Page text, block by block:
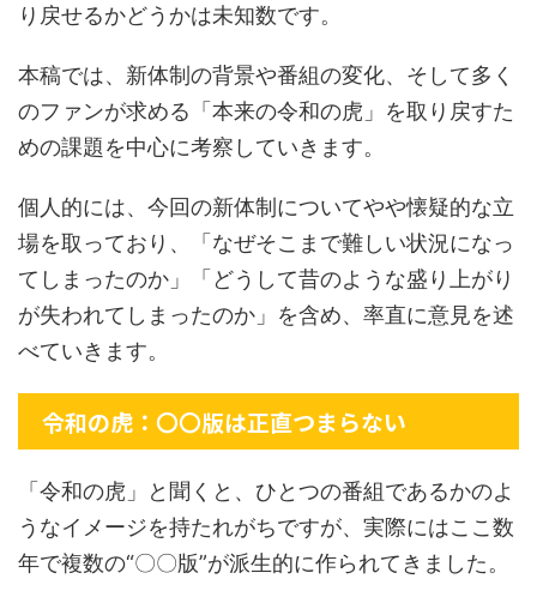
り戻せるかどうかは未知数です。
本稿では、新体制の背景や番組の変化、そして多く
のファンが求める「本来の令和の虎」を取り戻すた
めの課題を中心に考察していきます。
個人的には、今回の新体制についてやや懐疑的な立
場を取っており、「なぜそこまで難しい状況になっ
てしまったのか」「どうして昔のような盛り上がり
が失われてしまったのか」を含め、率直に意見を述
べていきます。
令和の虎：〇〇版は正直つまらない
「令和の虎」と聞くと、ひとつの番組であるかのよ
うなイメージを持たれがちですが、実際にはここ数
年で複数の“〇〇版”が派生的に作られてきました。